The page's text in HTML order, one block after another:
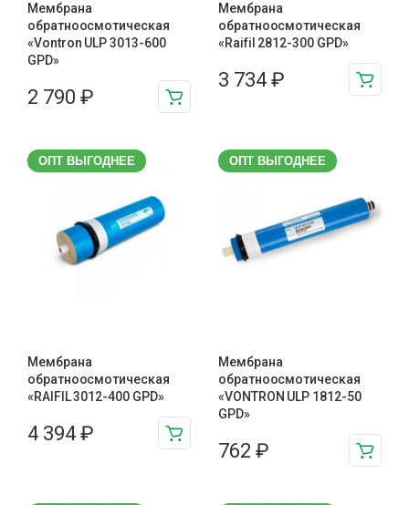
Мембрана
обратноосмотическая
«Vontron ULP 3013-600
GPD»
2 790 ₽
Мембрана
обратноосмотическая
«Raifil 2812-300 GPD»
3 734 ₽
ОПТ ВЫГОДНЕЕ
Мембрана
обратноосмотическая
«RAIFIL 3012-400 GPD»
4 394 ₽
ОПТ ВЫГОДНЕЕ
Мембрана
обратноосмотическая
«VONTRON ULP 1812-50
GPD»
762 ₽